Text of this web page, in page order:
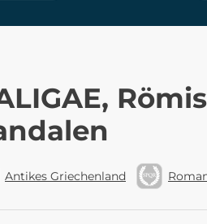
Antikes Griechenland